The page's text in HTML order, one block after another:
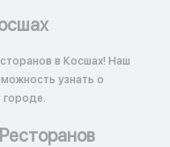
в Косшах! Наш
узнать о
городе.